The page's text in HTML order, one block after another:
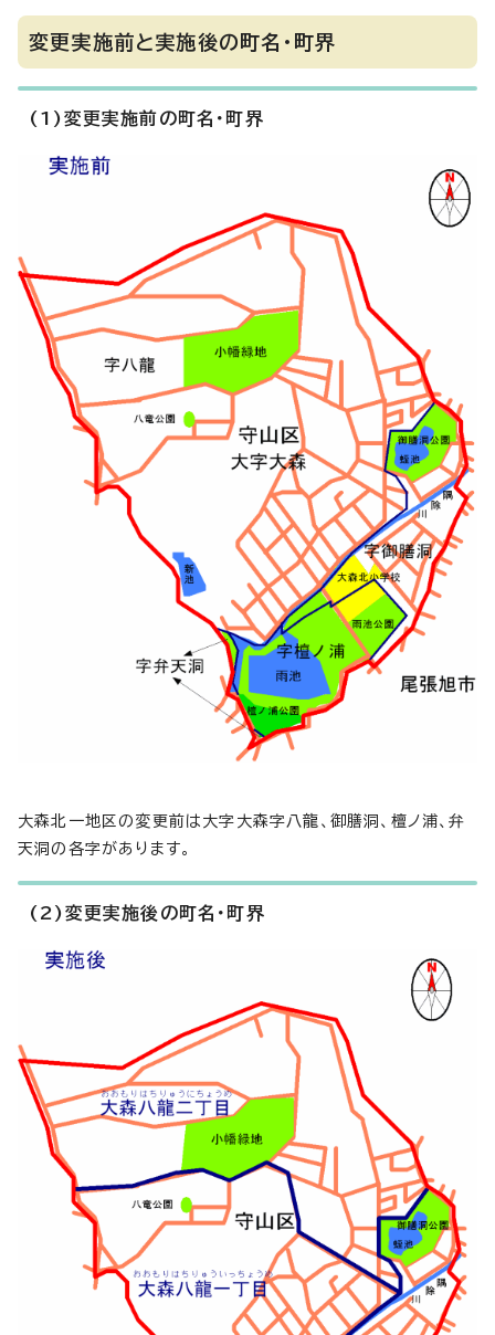
変更実施前と実施後の町名・町界
(1)変更実施前の町名・町界
大森北一地区の変更前は大字大森字八龍、御膳洞、檀ノ浦、弁
天洞の各字があります。
(2)変更実施後の町名・町界